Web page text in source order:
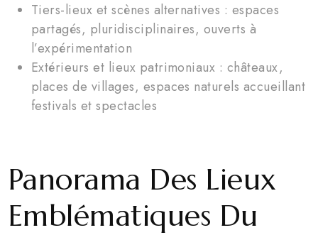
Tiers-lieux et scènes alternatives : espaces
partagés, pluridisciplinaires, ouverts à
l’expérimentation
Extérieurs et lieux patrimoniaux : châteaux,
places de villages, espaces naturels accueillant
festivals et spectacles
Panorama Des Lieux
Emblématiques Du